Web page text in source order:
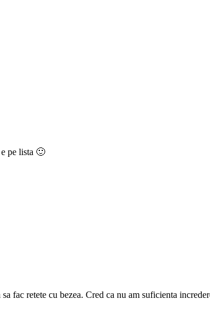
pe lista 🙂
fac retete cu bezea. Cred ca nu am suficienta